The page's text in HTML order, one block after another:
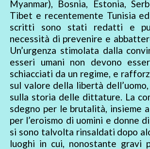
Myanmar), Bosnia, Estonia,
Tibet e recentemente Tunisia
scritti sono stati redatti e
necessità di prevenire e
Un’urgenza stimolata dalla
esseri umani non devono
schiacciati da un regime, e
sul valore della libertà
sulla storia delle dittature. La
sdegno per le brutalità, insieme
per l’eroismo di uomini e donne
si sono talvolta rinsaldati dopo
luoghi in cui, nonostante gravi